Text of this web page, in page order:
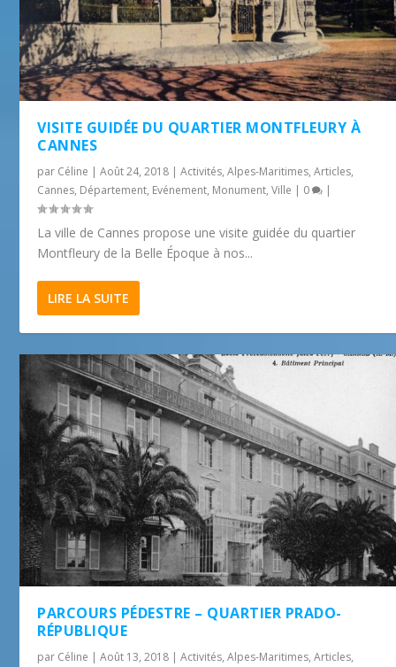
VISITE GUIDÉE DU QUARTIER MONTFLEURY À
CANNES
par Céline |Août 24, 2018 |Activités,Alpes-Maritimes,Articles,
Cannes, Département, Evénement, Monument,Ville | 0 |
La ville de Cannes propose une visite guidée du quartier
Montfleury de la Belle Époque à nos...
LIRE LA SUITE
PARCOURS PÉDESTRE – QUARTIER PRADO-
RÉPUBLIQUE
par Céline |Août 13, 2018 |Activités,Alpes-Maritimes,Articles,